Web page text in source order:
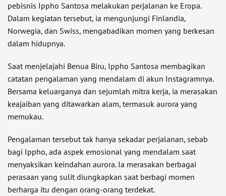
pebisnis Ippho Santosa melakukan perjalanan ke Eropa.
Dalam kegiatan tersebut, ia mengunjungi Finlandia,
Norwegia, dan Swiss, mengabadikan momen yang berkesan
dalam hidupnya.
Saat menjelajahi Benua Biru, Ippho Santosa membagikan
catatan pengalaman yang mendalam di akun Instagramnya.
Bersama keluarganya dan sejumlah mitra kerja, ia merasakan
keajaiban yang ditawarkan alam, termasuk aurora yang
memukau.
Pengalaman tersebut tak hanya sekadar perjalanan, sebab
bagi Ippho, ada aspek emosional yang mendalam saat
menyaksikan keindahan aurora. Ia merasakan berbagai
perasaan yang sulit diungkapkan saat berbagi momen
berharga itu dengan orang-orang terdekat.